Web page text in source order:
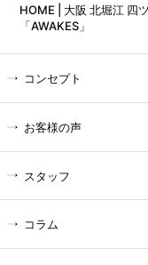
HOME | 大阪 北堀江 四
「AWAKES」
コンセプト
お客様の声
スタッフ
コラム